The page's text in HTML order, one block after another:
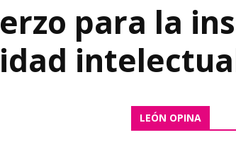
para la
LEÓN OPINA